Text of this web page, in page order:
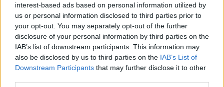
interest-based ads based on personal information utilized by
us or personal information disclosed to third parties prior to
your opt-out. You may separately opt-out of the further
disclosure of your personal information by third parties on the
IAB’s list of downstream participants. This information may
also be disclosed by us to third parties on the IAB’s List of
Downstream Participants that may further disclose it to other
11:50
Ηράκλειο: Στο επίκεντρο έργα, Βικελαία και «έξυπνη
πόλη» στη Δημοτική Επιτροπή
11:49
Σητεία: Ο Λευτέρης Σουλτάτος και η Βάσω Λασκαράκη